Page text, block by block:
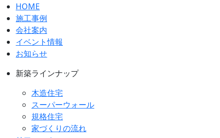
HOME
施工事例
会社案内
イベント情報
お知らせ
新築ラインナップ
木造住宅
スーパーウォール
規格住宅
家づくりの流れ